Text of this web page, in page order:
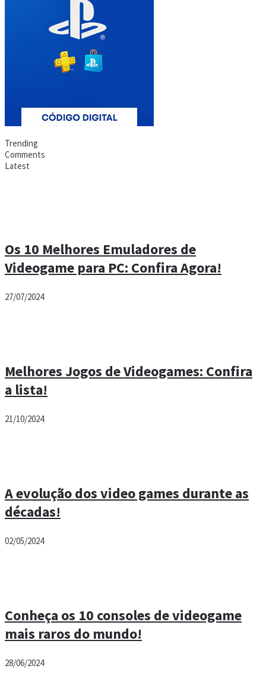
Trending
Comments
Latest
Os 10 Melhores Emuladores de
Videogame para PC: Confira Agora!
27/07/2024
Melhores Jogos de Videogames: Confira
a lista!
21/10/2024
A evolução dos video games durante as
décadas!
02/05/2024
Conheça os 10 consoles de videogame
mais raros do mundo!
28/06/2024